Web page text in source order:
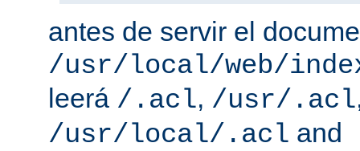
antes de servir el
/usr/local/web/
leerá /.acl, /usr/.acl
/usr/local/.acl and